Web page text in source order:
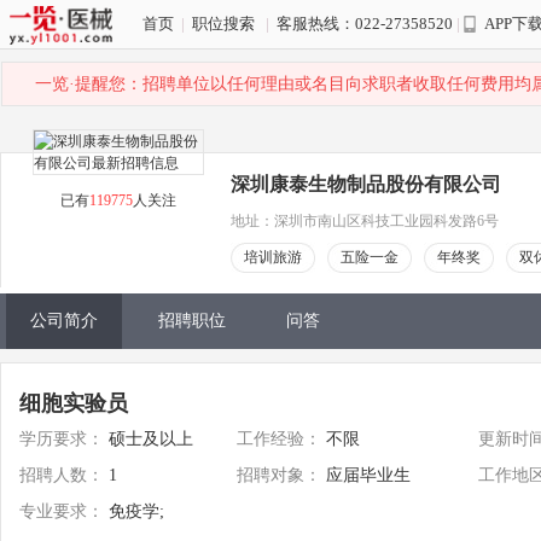
首页 | 职位搜索 | 客服热线：022-27358520 | APP下
一览·提醒您：招聘单位以任何理由或名目向求职者收取任何费用
已有119775人关注
深圳康泰生物制品股份有限公司
地址：深圳市南山区科技工业园科发路6号
培训旅游 五险一金 年终奖 双
公司简介 招聘职位 问答
细胞实验员
学历要求： 硕士及以上 工作经验： 不限
更新时
招聘人数：
1 招聘对象： 应届毕业生
工作地
专业要求：
免疫学;